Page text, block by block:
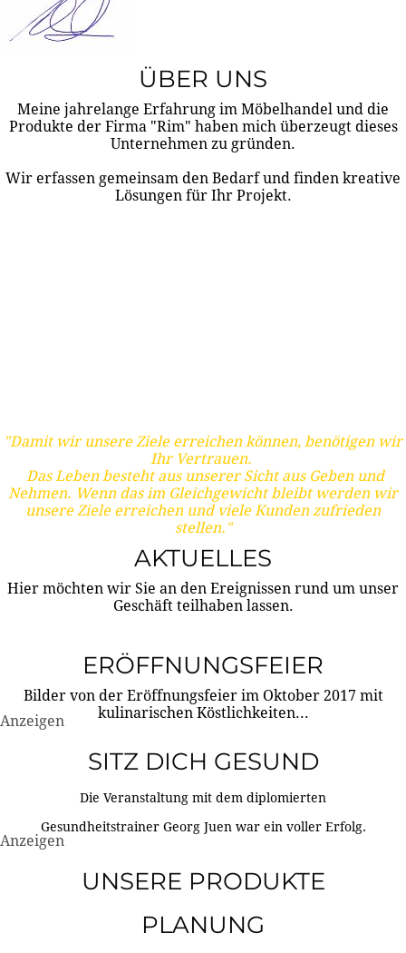
ÜBER UNS
Meine jahrelange Erfahrung im Möbelhandel und die
Produkte der Firma "Rim" haben mich überzeugt dieses
Unternehmen zu gründen.
Wir erfassen gemeinsam den Bedarf und finden kreative
Lösungen für Ihr Projekt.
"Damit wir unsere Ziele erreichen können, benötigen wir
Ihr Vertrauen.
Das Leben besteht aus unserer Sicht aus Geben und
Nehmen. Wenn das im Gleichgewicht bleibt werden wir
unsere Ziele erreichen und viele Kunden zufrieden
stellen."
AKTUELLES
Hier möchten wir Sie an den Ereignissen rund um unser
Geschäft teilhaben lassen.
ERÖFFNUNGSFEIER
Bilder von der Eröffnungsfeier im Oktober 2017 mit
kulinarischen Köstlichkeiten...
Anzeigen
SITZ DICH GESUND
Die Veranstaltung mit dem diplomierten
Gesundheitstrainer Georg Juen war ein voller Erfolg.
Anzeigen
UNSERE PRODUKTE
PLANUNG